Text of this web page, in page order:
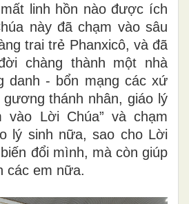
linh hồn nào được ích
này đã chạm vào sâu
trai trẻ Phanxicô, và đã
chàng thành một nhà
danh - bổn mạng các xứ
thánh nhân, giáo lý
vào Lời Chúa” và chạm
lý sinh nữa, sao cho Lời
đổi mình, mà còn giúp
các em nữa.